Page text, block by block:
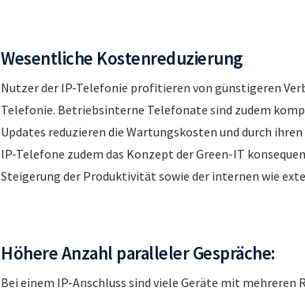
Wesentliche Kostenreduzierung
Nutzer der IP-Telefonie profitieren von günstigeren
Telefonie. Betriebsinterne Telefonate sind zudem
Updates reduzieren die Wartungskosten und durch
IP-Telefone zudem das Konzept der Green-IT
Steigerung der Produktivität sowie der internen wie
Höhere Anzahl paralleler Gespräche:
Bei einem IP-Anschluss sind viele Geräte mit